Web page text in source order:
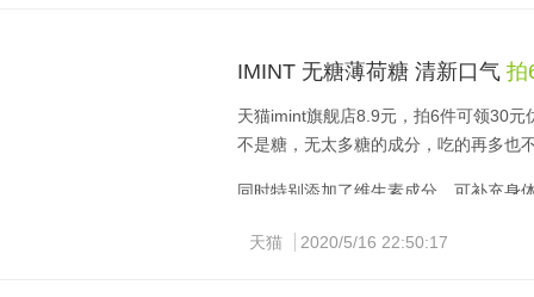
IMINT 无糖薄荷糖 清新口气 拍
天猫imint旗舰店8.9元，拍6件可领30元
不是糖，无太多糖的成分，吃的再多也
同时特别添加了维生素成分，可补充身
天猫
2020/5/16 22:50:17